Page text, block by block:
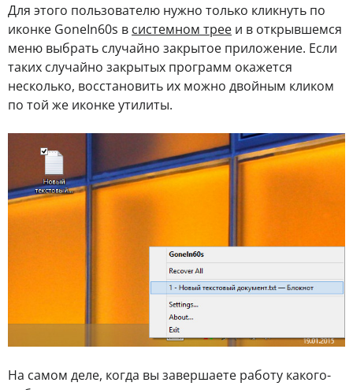
Для этого пользователю нужно только кликнуть по
иконке GoneIn60s в системном трее и в открывшемся
меню выбрать случайно закрытое приложение. Если
таких случайно закрытых программ окажется
несколько, восстановить их можно двойным кликом
по той же иконке утилиты.
На самом деле, когда вы завершаете работу какого-